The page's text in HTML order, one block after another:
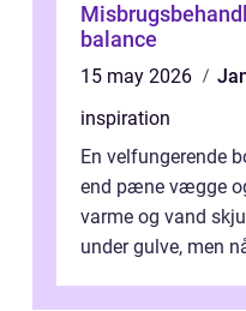
Misbrugsbehandling vejen
balance
15 may 2026
inspiration
En velfungerende
end pæne vægge
varme og vand
under gulve, men